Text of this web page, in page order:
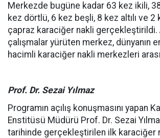
Merkezde bugüne kadar 63 kez ikili,
kez dörtlü, 6 kez beşli, 8 kez altılı ve 2
çapraz karaciğer nakli gerçekleştirildi.
çalışmalar yürüten merkez, dünyanın
hacimli karaciğer nakli merkezleri
Prof. Dr. Sezai Yılmaz
Programın açılış konuşmasını yapan
Enstitüsü Müdürü Prof. Dr. Sezai
tarihinde gerçekleştirilen ilk karaciğer